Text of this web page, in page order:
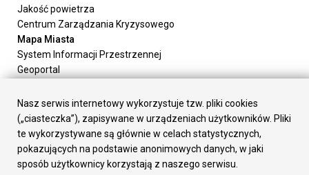
Jakość powietrza
Centrum Zarządzania Kryzysowego
Mapa Miasta
System Informacji Przestrzennej
Geoportal
Załatw sprawę
Prezydent Miasta
Rada Miasta
Wydziały
Elektroniczna Skrzynka Podawcza
Nasz serwis internetowy wykorzystuje tzw. pliki cookies
(„ciasteczka”), zapisywane w urządzeniach użytkowników. Pliki
te wykorzystywane są głównie w celach statystycznych,
pokazujących na podstawie anonimowych danych, w jaki
sposób użytkownicy korzystają z naszego serwisu.